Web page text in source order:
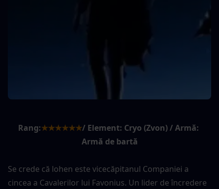
Rang:★★★★★★/ Element: Cryo (Zvon) / Armă:
Armă de bartă
Se crede că lohen este vicecăpitanul Companiei a
cincea a Cavalerilor lui Favonius. Un lider de încredere